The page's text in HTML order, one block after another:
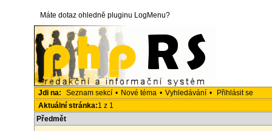
Máte dotaz ohledně pluginu LogMenu?
Jdi na: Seznam sekcí • Nové téma • Vyhledávání •
Přihlásit se
Aktuální stránka:1 z 1
Předmět